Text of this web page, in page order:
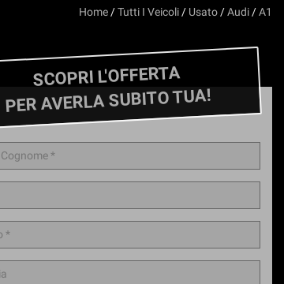
Home /Tutti I Veicoli / Usato /Audi /A1
SCOPRI L'OFFERTA
PER AVERLA SUBITO TUA!